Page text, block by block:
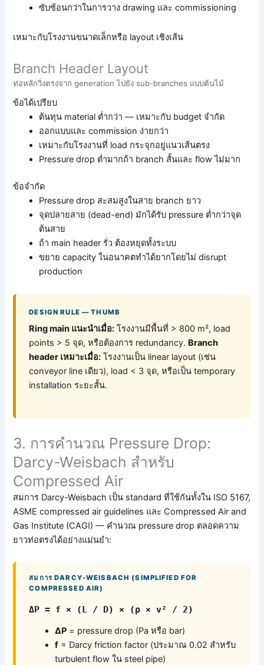
ซับซ้อนกว่าในการวาง drawing และ commissioning
เหมาะกับโรงงานขนาดเล็กหรือ layout เชิงเส้น
Branch Header Layout
ท่อหลักวิ่งตรงจาก generation ไปยัง sub-branches แบบต้นไม้
ข้อได้เปรียบ
ต้นทุน material ต่ำกว่า — เหมาะกับ budget จำกัด
ออกแบบและ commission ง่ายกว่า
เหมาะกับโรงงานที่ load กระจุกอยู่แนวเส้นตรง
Pressure drop ต่ำมากถ้า branch สั้นและ flow ไม่มาก
ข้อจำกัด
Pressure drop สะสมสูงในสาย branch ยาว
จุดปลายสาย (dead-end) มักได้รับ pressure ต่ำกว่าจุด
ต้นสาย
ถ้า main header รั่ว ต้องหยุดทั้งระบบ
ขยาย capacity ในอนาคตทำได้ยากโดยไม่ disrupt
production
DESIGN RULE — THUMB
Ring main แนะนำเมื่อ: โรงงานมีพื้นที่ > 800 m², load
points > 5 จุด, หรือต้องการ redundancy. Branch
header เหมาะเมื่อ: โรงงานเป็น linear layout (เช่น
conveyor line เดียว), load < 3 จุด, หรือเป็น temporary
installation ระยะสั้น.
3. การคำนวณ Pressure Drop:
Darcy-Weisbach สำหรับ
Compressed Air
สมการ Darcy-Weisbach เป็น standard ที่ใช้กันทั้งใน ISO 5167,
ASME compressed air guidelines และ Compressed Air and
Gas Institute (CAGI) — คำนวณ pressure drop ตลอดความ
ยาวท่อตรงได้อย่างแม่นยำ:
สมการ DARCY-WEISBACH (SIMPLIFIED FOR
COMPRESSED AIR)
ΔP = f × (L / D) × (ρ × v² / 2)
ΔP = pressure drop (Pa หรือ bar)
f = Darcy friction factor (ประมาณ 0.02 สำหรับ
turbulent flow ใน steel pipe)